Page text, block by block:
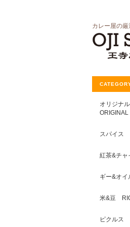
カレー屋の
オリジナ
スパイス
紅茶&チャ
ギー&オイ
米&豆
ピクルス